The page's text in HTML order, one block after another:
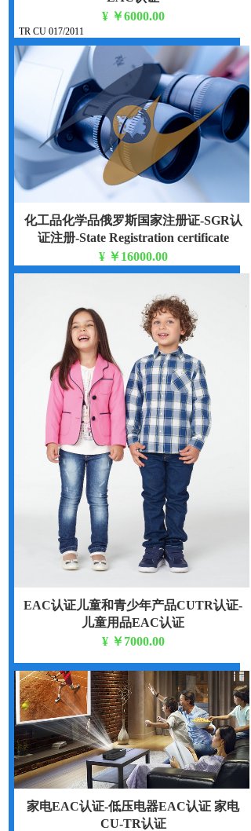
¥ ￥6000.00
TR CU 017/2011
化工品化学品俄罗斯国家注册证-SGR认
证注册-State Registration certificate
¥ ￥16000.00
EAC认证儿童和青少年产品CUTR认证-
儿童用品EAC认证
¥ ￥7000.00
家电EAC认证-低压电器EAC认证 家电
CU-TR认证